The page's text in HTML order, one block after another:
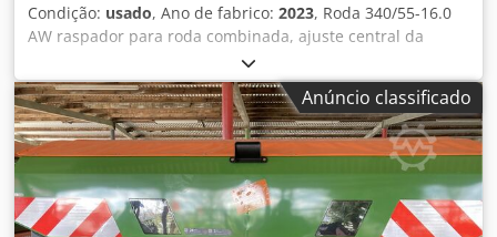
Condição: usado, Ano de fabrico: 2023, Roda 340/55-16.0
AW raspador para roda combinada, ajuste central da
pressão de liberação / corpo de arado STU 40 lâmina do
arado, ponta de arado HD 430, disco de corte dentado D
500, 1 unidade / dentado, preparação para iluminação /
Dodpfst Eay Esx Aagowa
Anúncio classificado